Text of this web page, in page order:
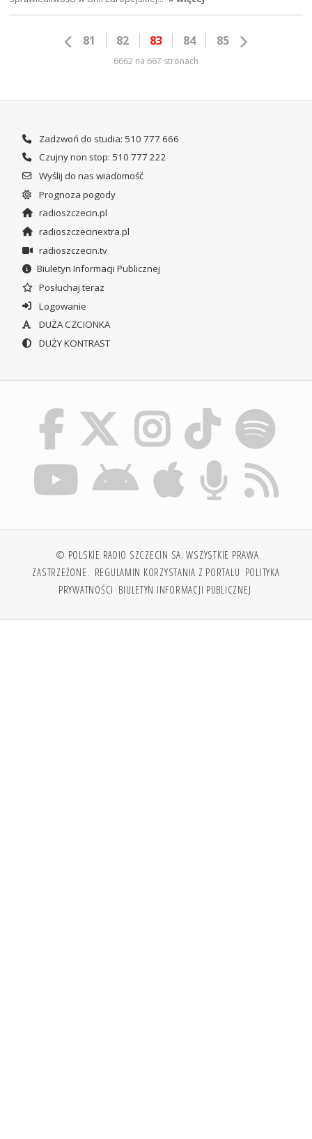
81 82 83 84 85
6662 na 667 stronach
Zadzwoń do studia: 510 777 666
Czujny non stop: 510 777 222
Wyślij do nas wiadomość
Prognoza pogody
radioszczecin.pl
radioszczecinextra.pl
radioszczecin.tv
Biuletyn Informacji Publicznej
Posłuchaj teraz
Logowanie
DUŻA CZCIONKA
DUŻY KONTRAST
© POLSKIE RADIO SZCZECIN SA. WSZYSTKIE PRAWA
ZASTRZEŻONE. REGULAMIN KORZYSTANIA Z PORTALU POLITYKA
PRYWATNOŚCI BIULETYN INFORMACJI PUBLICZNEJ